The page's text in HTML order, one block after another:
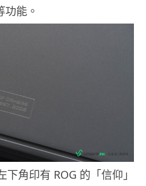
功能。
角印有 ROG 的「信仰」